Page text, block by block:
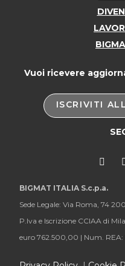
Vuoi ricevere
ISCRIVITI
BIGMAT ITALIA S.c.p.a.
Sede Legale: Via Roma, 74
P.Iva e Iscrizione CCIAA di
euro 762.500,00 | Num. REA: